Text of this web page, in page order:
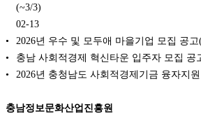
(~3/3)
02-13
2026년 우수 및 모두애 마을기업 모집 공고
충남 사회적경제 혁신타운 입주자 모집 공
2026년 충청남도 사회적경제기금 융자지
충남정보문화산업진흥원